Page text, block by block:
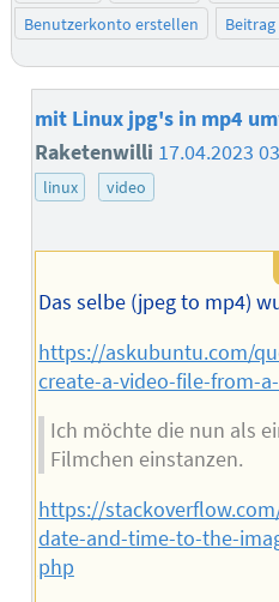
Benutzerkonto erstellen
mit Linux jpg's in mp4
Raketenwilli 17.04.2023
linux
video
Das selbe (jpeg to mp4)
https://askubuntu.com/
create-a-video-file-from-
Ich möchte die nun als
Filmchen einstanzen.
https://
date-and-time-to-the-
php